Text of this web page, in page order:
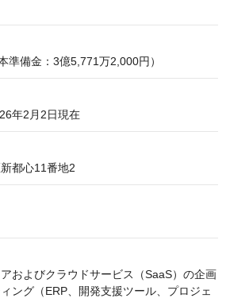
準備金：3億5,771万2,000円）
年2月2日現在
都心11番地2
およびクラウドサービス（SaaS）の企画
ング（ERP、開発支援ツール、プロジェ